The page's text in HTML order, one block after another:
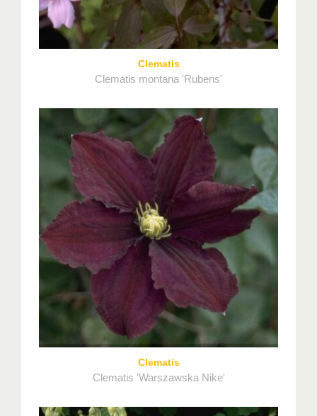
Clematis
Clematis montana 'Rubens'
Clematis
Clematis 'Warszawska Nike'